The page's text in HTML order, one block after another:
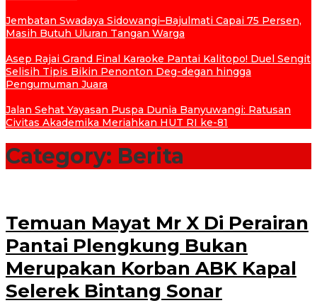
Jembatan Swadaya Sidowangi–Bajulmati Capai 75 Persen,
Masih Butuh Uluran Tangan Warga
Asep Rajai Grand Final Karaoke Pantai Kalitopo! Duel Sengit
Selisih Tipis Bikin Penonton Deg-degan hingga
Pengumuman Juara
Jalan Sehat Yayasan Puspa Dunia Banyuwangi: Ratusan
Civitas Akademika Meriahkan HUT RI ke-81
Category: Berita
Temuan Mayat Mr X Di Perairan
Pantai Plengkung Bukan
Merupakan Korban ABK Kapal
Selerek Bintang Sonar